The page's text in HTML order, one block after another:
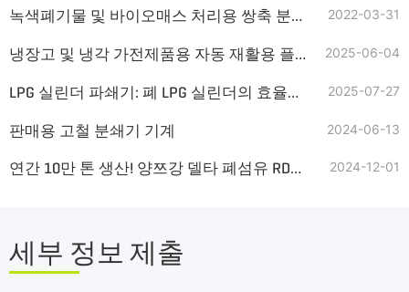
녹색폐기물 및 바이오매스 처리용 쌍축 분쇄기 2022-03-31
냉장고 및 냉각 가전제품용 자동 재활용 플랜트 2025-06-04
LPG 실린더 파쇄기: 폐 LPG 실린더의 효율적인 처리 2025-07-27
판매용 고철 분쇄기 기계 2024-06-13
연간 10만 톤 생산! 양쯔강 델타 폐섬유 RDF 생산라인이 탄소중립 목표를 지원합니다 2024-12-01
세부 정보 제출